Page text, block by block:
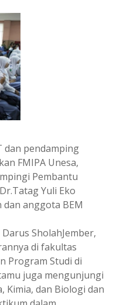
dan pendamping
FMIPA Unesa,
Pembantu
Yuli Eko
dan anggota BEM
SholahJember,
di fakultas
Program Studi di
juga mengunjungi
Kimia, dan Biologi dan